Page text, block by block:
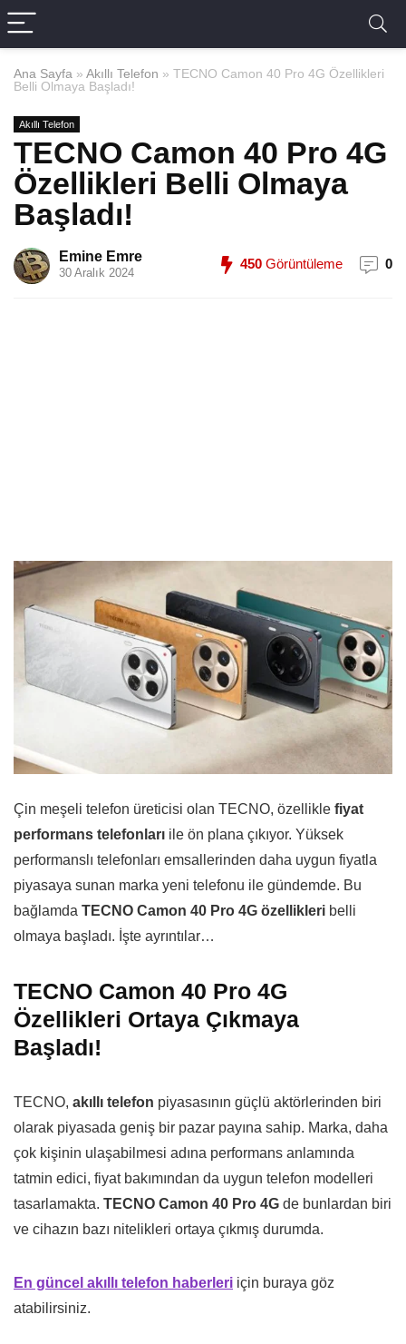
Ana Sayfa » Akıllı Telefon » TECNO Camon 40 Pro 4G Özellikleri
Belli Olmaya Başladı!
Akıllı Telefon
TECNO Camon 40 Pro 4G
Özellikleri Belli Olmaya
Başladı!
Emine Emre
30 Aralık 2024
450 Görüntüleme 0
Çin meşeli telefon üreticisi olan TECNO, özellikle fiyat
performans telefonları ile ön plana çıkıyor. Yüksek
performanslı telefonları emsallerinden daha uygun fiyatla
piyasaya sunan marka yeni telefonu ile gündemde. Bu
bağlamda TECNO Camon 40 Pro 4G özellikleri belli
olmaya başladı. İşte ayrıntılar…
TECNO Camon 40 Pro 4G
Özellikleri Ortaya Çıkmaya
Başladı!
TECNO, akıllı telefon piyasasının güçlü aktörlerinden biri
olarak piyasada geniş bir pazar payına sahip. Marka, daha
çok kişinin ulaşabilmesi adına performans anlamında
tatmin edici, fiyat bakımından da uygun telefon modelleri
tasarlamakta. TECNO Camon 40 Pro 4G de bunlardan biri
ve cihazın bazı nitelikleri ortaya çıkmış durumda.
En güncel akıllı telefon haberleri için buraya göz
atabilirsiniz.